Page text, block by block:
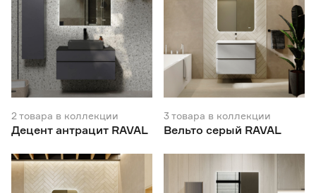
2 товара в коллекции
Децент антрацит RAVAL
3товара в коллекции
Вельто серый RAVAL